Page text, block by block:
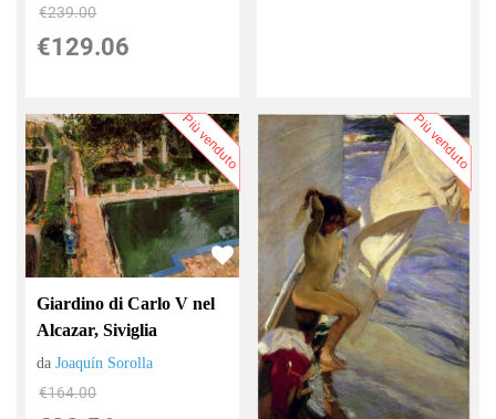
€239.00
€129.06
Più venduto
Giardino di Carlo V nel
Alcazar, Siviglia
daJoaquín Sorolla
€164.00
Più venduto